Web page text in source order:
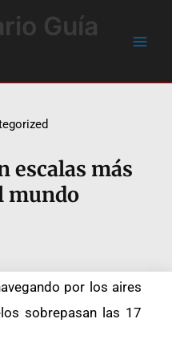
Guía
escalas más
mundo
por los aires
sobrepasan las 17